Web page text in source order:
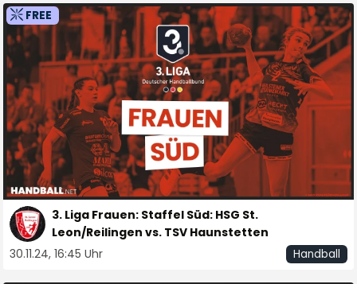
FREE
3. Liga Frauen: Staffel Süd: HSG St.
Leon/Reilingen vs. TSV Haunstetten
30.11.24, 16:45 Uhr
Handball